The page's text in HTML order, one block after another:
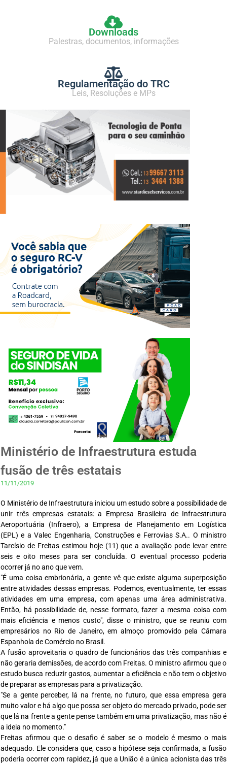
Downloads
Palestras, documentos, informações
Regulamentação do TRC
Leis, Resoluções e MPs
Ministério de Infraestrutura estuda
fusão de três estatais
11/11/2019
O Ministério de Infraestrutura iniciou um estudo sobre a possibilidade de
unir três empresas estatais: a Empresa Brasileira de Infraestrutura
Aeroportuária (Infraero), a Empresa de Planejamento em Logística
(EPL) e a Valec Engenharia, Construções e Ferrovias S.A.. O ministro
Tarcísio de Freitas estimou hoje (11) que a avaliação pode levar entre
seis e oito meses para ser concluída. O eventual processo poderia
ocorrer já no ano que vem.
"É uma coisa embrionária, a gente vê que existe alguma superposição
entre atividades dessas empresas. Podemos, eventualmente, ter essas
atividades em uma empresa, com apenas uma área administrativa.
Então, há possibilidade de, nesse formato, fazer a mesma coisa com
mais eficiência e menos custo", disse o ministro, que se reuniu com
empresários no Rio de Janeiro, em almoço promovido pela Câmara
Espanhola de Comércio no Brasil.
A fusão aproveitaria o quadro de funcionários das três companhias e
não geraria demissões, de acordo com Freitas. O ministro afirmou que o
estudo busca reduzir gastos, aumentar a eficiência e não tem o objetivo
de preparar as empresas para a privatização.
"Se a gente perceber, lá na frente, no futuro, que essa empresa gera
muito valor e há algo que possa ser objeto do mercado privado, pode ser
que lá na frente a gente pense também em uma privatização, mas não é
a ideia no momento."
Freitas afirmou que o desafio é saber se o modelo é mesmo o mais
adequado. Ele considera que, caso a hipótese seja confirmada, a fusão
poderia ocorrer com rapidez, já que a União é a única acionista das três